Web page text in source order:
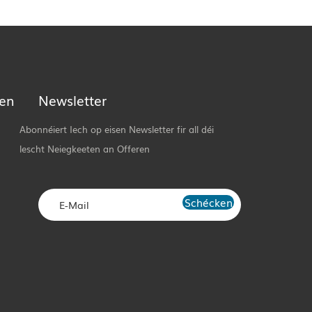
Newsletter
Abonnéiert Iech op eisen Newsletter fir all déi
lescht Neiegkeeten an Offeren
Schécken